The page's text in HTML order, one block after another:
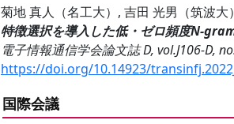
菊地 真人（名工大）, 吉田 光男（筑波
特徴選択を導入した低・ゼロ頻度N-
電子情報通信学会論文誌 D, vol.J106-D,
https://doi.org/10.14923/
国際会議